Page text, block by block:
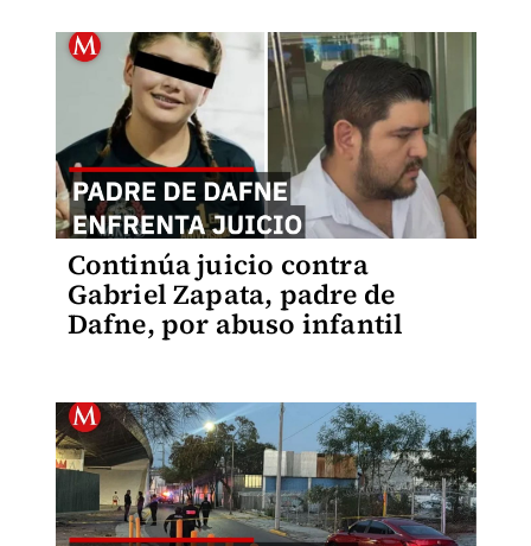
Continúa juicio contra
Gabriel Zapata, padre de
Dafne, por abuso infantil